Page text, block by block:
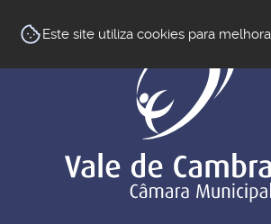
Este site utiliza cookies para